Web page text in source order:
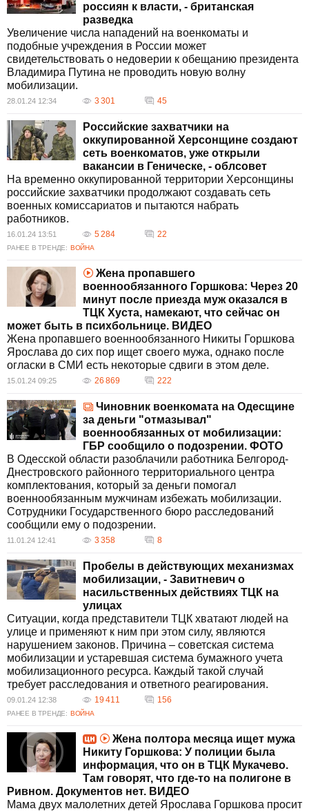
россиян к власти, - британская
разведка
Увеличение числа нападений на военкоматы и
подобные учреждения в России может
свидетельствовать о недоверии к обещанию президента
Владимира Путина не проводить новую волну
мобилизации.
28.01.24 12:34 3 301 45
Российские захватчики на
оккупированной Херсонщине создают
сеть военкоматов, уже открыли
вакансии в Геническе, - облсовет
На временно оккупированной территории Херсонщины
российские захватчики продолжают создавать сеть
военных комиссариатов и пытаются набрать
работников.
16.01.24 13:51 5 284 22
РАНЕЕ В ТРЕНДЕ: ВОЙНА
Жена пропавшего
военнообязанного Горшкова: Через 20
минут после приезда муж оказался в
ТЦК Хуста, намекают, что сейчас он
может быть в психбольнице. ВИДЕО
Жена пропавшего военнообязанного Никиты Горшкова
Ярослава до сих пор ищет своего мужа, однако после
огласки в СМИ есть некоторые сдвиги в этом деле.
15.01.24 09:25 26 869 222
Чиновник военкомата на Одесщине
за деньги "отмазывал"
военнообязанных от мобилизации:
ГБР сообщило о подозрении. ФОТО
В Одесской области разоблачили работника Белгород-
Днестровского районного территориального центра
комплектования, который за деньги помогал
военнообязанным мужчинам избежать мобилизации.
Сотрудники Государственного бюро расследований
сообщили ему о подозрении.
11.01.24 12:41 3 358 8
Пробелы в действующих механизмах
мобилизации, - Завитневич о
насильственных действиях ТЦК на
улицах
Ситуации, когда представители ТЦК хватают людей на
улице и применяют к ним при этом силу, являются
нарушением законов. Причина – советская система
мобилизации и устаревшая система бумажного учета
мобилизационного ресурса. Каждый такой случай
требует расследования и ответного реагирования.
09.01.24 12:38 19 411 156
РАНЕЕ В ТРЕНДЕ: ВОЙНА
Жена полтора месяца ищет мужа
Никиту Горшкова: У полиции была
информация, что он в ТЦК Мукачево.
Там говорят, что где-то на полигоне в
Ривном. Документов нет. ВИДЕО
Мама двух малолетних детей Ярослава Горшкова просит